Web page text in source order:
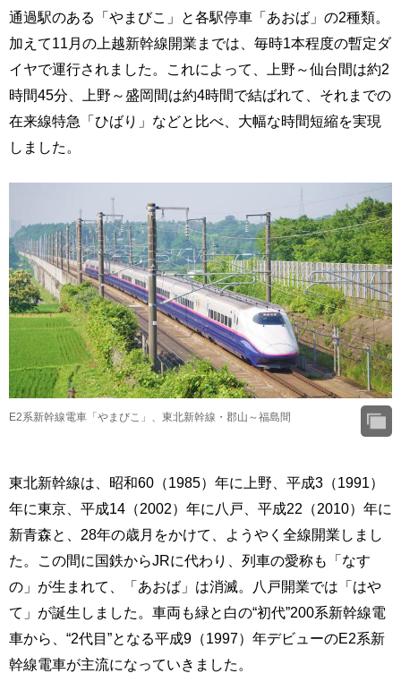
通過駅のある「やまびこ」と各駅停車「あおば」の2種類。
加えて11月の上越新幹線開業までは、毎時1本程度の暫定ダ
イヤで運行されました。これによって、上野～仙台間は約2
時間45分、上野～盛岡間は約4時間で結ばれて、それまでの
在来線特急「ひばり」などと比べ、大幅な時間短縮を実現
しました。
E2系新幹線電車「やまびこ」、東北新幹線・郡山～福島間
東北新幹線は、昭和60（1985）年に上野、平成3（1991）
年に東京、平成14（2002）年に八戸、平成22（2010）年に
新青森と、28年の歳月をかけて、ようやく全線開業しまし
た。この間に国鉄からJRに代わり、列車の愛称も「なす
の」が生まれて、「あおば」は消滅。八戸開業では「はや
て」が誕生しました。車両も緑と白の“初代”200系新幹線電
車から、“2代目”となる平成9（1997）年デビューのE2系新
幹線電車が主流になっていきました。